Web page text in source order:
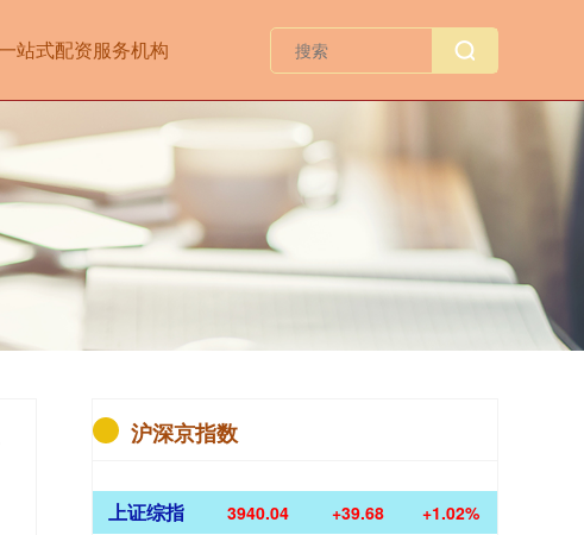
站式配资服务机构
沪深京指数
上证综指 3940.04 +39.68 +1.02%